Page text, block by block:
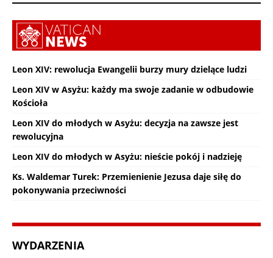
Leon XIV: rewolucja Ewangelii burzy mury dzielące ludzi
Leon XIV w Asyżu: każdy ma swoje zadanie w odbudowie
Kościoła
Leon XIV do młodych w Asyżu: decyzja na zawsze jest
rewolucyjna
Leon XIV do młodych w Asyżu: nieście pokój i nadzieję
Ks. Waldemar Turek: Przemienienie Jezusa daje siłę do
pokonywania przeciwności
WYDARZENIA